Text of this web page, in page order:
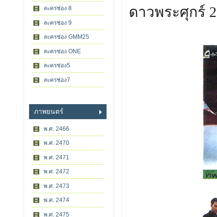
ละครช่อง 8
ละครช่อง 9
ละครช่อง GMM25
ละครช่อง ONE
ละครช่อง5
ละครช่อง7
ภาพยนตร์
พ.ศ. 2466
พ.ศ. 2470
พ.ศ. 2471
พ.ศ. 2472
พ.ศ. 2473
พ.ศ. 2474
พ.ศ. 2475
ดาวพระศุกร์